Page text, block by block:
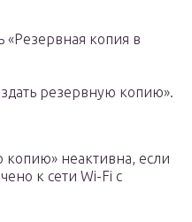
копия в
резервную копию».
копию» неактивна, если
к сети Wi-Fi с